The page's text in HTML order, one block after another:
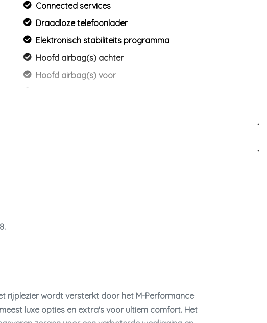
Connected services
Draadloze telefoonlader
Elektronisch stabiliteits programma
Hoofd airbag(s) achter
Hoofd airbag(s) voor
Lichtmetalen velgen multi-spaaks 18"
rijplezier wordt versterkt door het M-Performance
luxe opties en extra's voor ultiem comfort. Het